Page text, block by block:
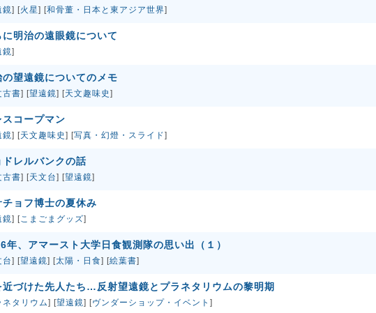
鏡] [火星] [和骨董・日本と東アジア世界]
に明治の遠眼鏡について
鏡]
の望遠鏡についてのメモ
古書] [望遠鏡] [天文趣味史 ]
スコープマン
鏡] [天文趣味史 ] [写真・幻燈・スライド]
ドレルバンクの話
古書] [天文台] [望遠鏡]
チョフ博士の夏休み
鏡] [こまごまグッズ]
年、アマースト大学日食観測隊の思い出（１）
台] [望遠鏡] [太陽・日食] [絵葉書]
近づけた先人たち…反射望遠鏡とプラネタリウムの黎明期
ネタリウム] [望遠鏡] [ヴンダーショップ・イベント ]